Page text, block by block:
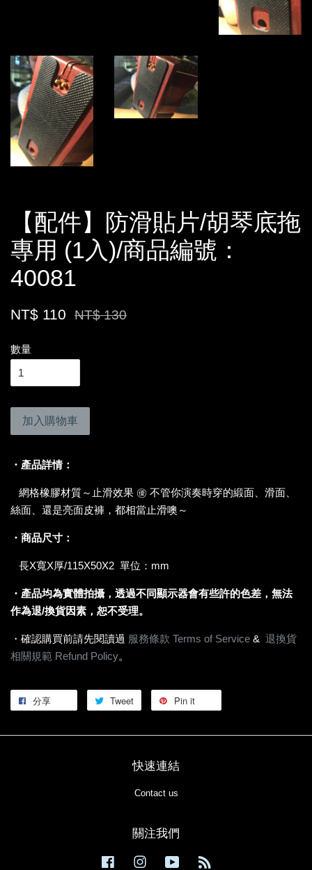
【配件】防滑貼片/胡琴底拖
專用 (1入)/商品編號：
40081
NT$ 110 NT$ 130
數量
加入購物車
・產品詳情：
網格橡膠材質～止滑效果 ㊝ 不管你演奏時穿的緞面、滑面、
絲面、還是亮面皮褲，都相當止滑噢～
・商品尺寸：
長X寬X厚/115X50X2 單位：mm
・產品均為實體拍攝，透過不同顯示器會有些許的色差，無法
作為退/換貨因素，恕不受理。
・確認購買前請先閱讀過 服務條款 Terms of Service & 退換貨
相關規範 Refund Policy。
分享 Tweet Pin it
快速連結
Contact us
關注我們
Facebook Instagram YouTube